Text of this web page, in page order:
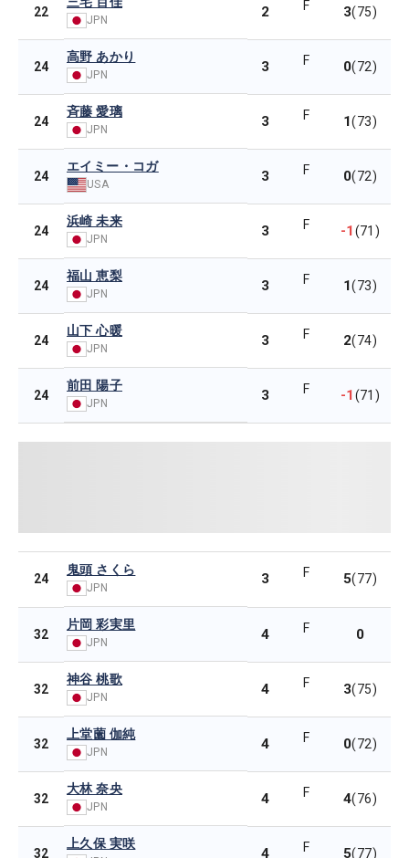
22
JPN 2 F 3(75)
24
高野 あかり
JPN 3 F 0(72)
24
斉藤 愛璃
JPN 3 F 1(73)
24
エイミー・コガ
USA 3 F 0(72)
24
浜崎 未来
JPN 3 F -1(71)
24
福山 恵梨
JPN 3 F 1(73)
24
山下 心暖
JPN 3 F 2(74)
24
前田 陽子
JPN 3 F -1(71)
24
鬼頭 さくら
JPN
3 F 5(77)
32
片岡 彩実里
JPN 4 F 0
32
神谷 桃歌
JPN 4 F 3(75)
32
上堂薗 伽純
JPN 4 F 0(72)
32
大林 奈央
JPN 4 F 4(76)
32
上久保 実咲
4 F 5(77)